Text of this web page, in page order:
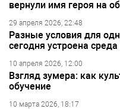
вернули имя героя на
29 апреля 2026, 22:48
Разные условия для
сегодня устроена
10 апреля 2026, 12:00
Взгляд зумера: как
обучение
10 марта 2026, 18:17